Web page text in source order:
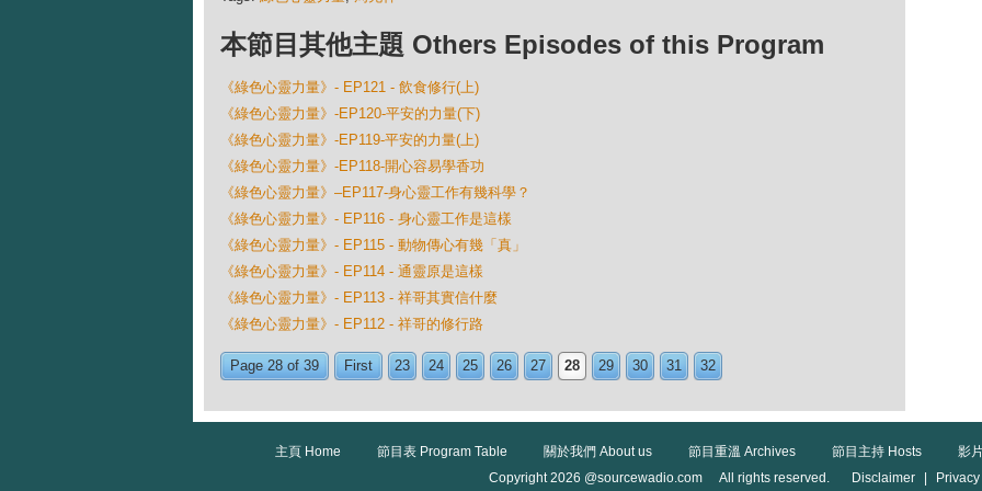
本節目其他主題 Others Episodes of this Program
《綠色心靈力量》- EP121 - 飲食修行(上)
《綠色心靈力量》-EP120-平安的力量(下)
《綠色心靈力量》-EP119-平安的力量(上)
《綠色心靈力量》-EP118-開心容易學香功
《綠色心靈力量》–EP117-身心靈工作有幾科學？
《綠色心靈力量》- EP116 - 身心靈工作是這樣
《綠色心靈力量》- EP115 - 動物傳心有幾「真」
《綠色心靈力量》- EP114 - 通靈原是這樣
《綠色心靈力量》- EP113 - 祥哥其實信什麼
《綠色心靈力量》- EP112 - 祥哥的修行路
Page 28 of 39 First 23 24 25 26 27 28 29 30 31 32
主頁 Home 節目表 Program Table 關於我們 About us 節目重溫 Archives 節目主持 Hosts
影
Copyright 2026 @sourcewadio.com All rights reserved.
Disclaimer Privacy